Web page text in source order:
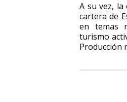
A su vez,
cartera de
en temas
turismo
Producción